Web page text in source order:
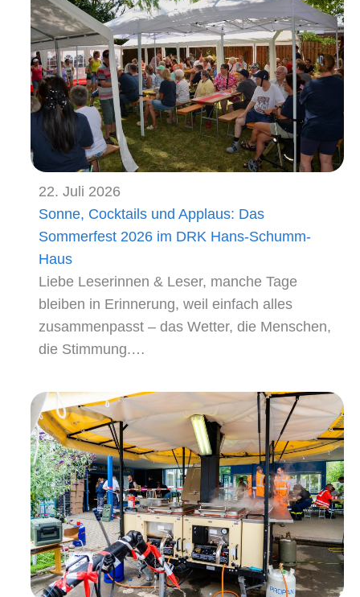
22. Juli 2026
Sonne, Cocktails und Applaus: Das
Sommerfest 2026 im DRK Hans-Schumm-
Haus
Liebe Leserinnen & Leser, manche Tage
bleiben in Erinnerung, weil einfach alles
zusammenpasst – das Wetter, die Menschen,
die Stimmung.…